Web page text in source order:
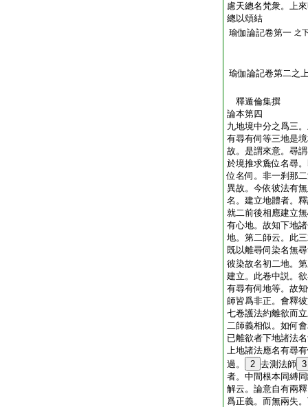
慮天總名梵衆。上
總以頌結
瑜伽論記卷第一 之
瑜伽論記卷第二之
釋遁倫集撰
論本第四
九地境中分之爲三
有尋有伺等三地是
故。是謂來意。尋
於境推求麁位名尋
位名伺。非一刹那
異故。今依彼法有
名。建立地體者。
就二前後相應建立
有心地。故知下地
地。第二師云。此
既以離尋伺染名無
彼染故名初二地。
建立。此卷中説。
有尋有伺地等。故
師皆爲非正。會釋
七卷護法約離欲而
二師義相似。如何
已離欲者下地諸法
上地諸法應名有尋
過。
2 去測法師 3
者。中間根本同縛
解云。論意自有兩
爲正義。而無兩失